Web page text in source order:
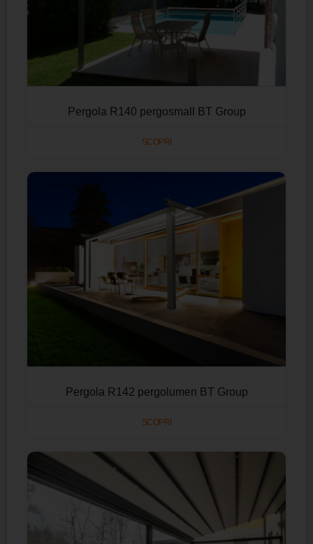
Pergola R140 pergosmall BT Group
SCOPRI
Pergola R142 pergolumen BT Group
SCOPRI